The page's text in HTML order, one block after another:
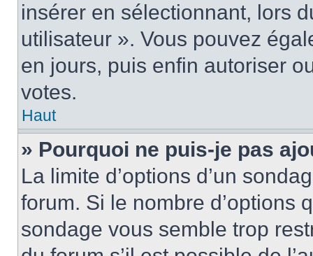
insérer en sélectionnant, lors
utilisateur ». Vous pouvez
en jours, puis enfin autoriser
votes.
Haut
» Pourquoi ne puis-je pas
La limite d’options d’un
forum. Si le nombre d’options
sondage vous semble trop